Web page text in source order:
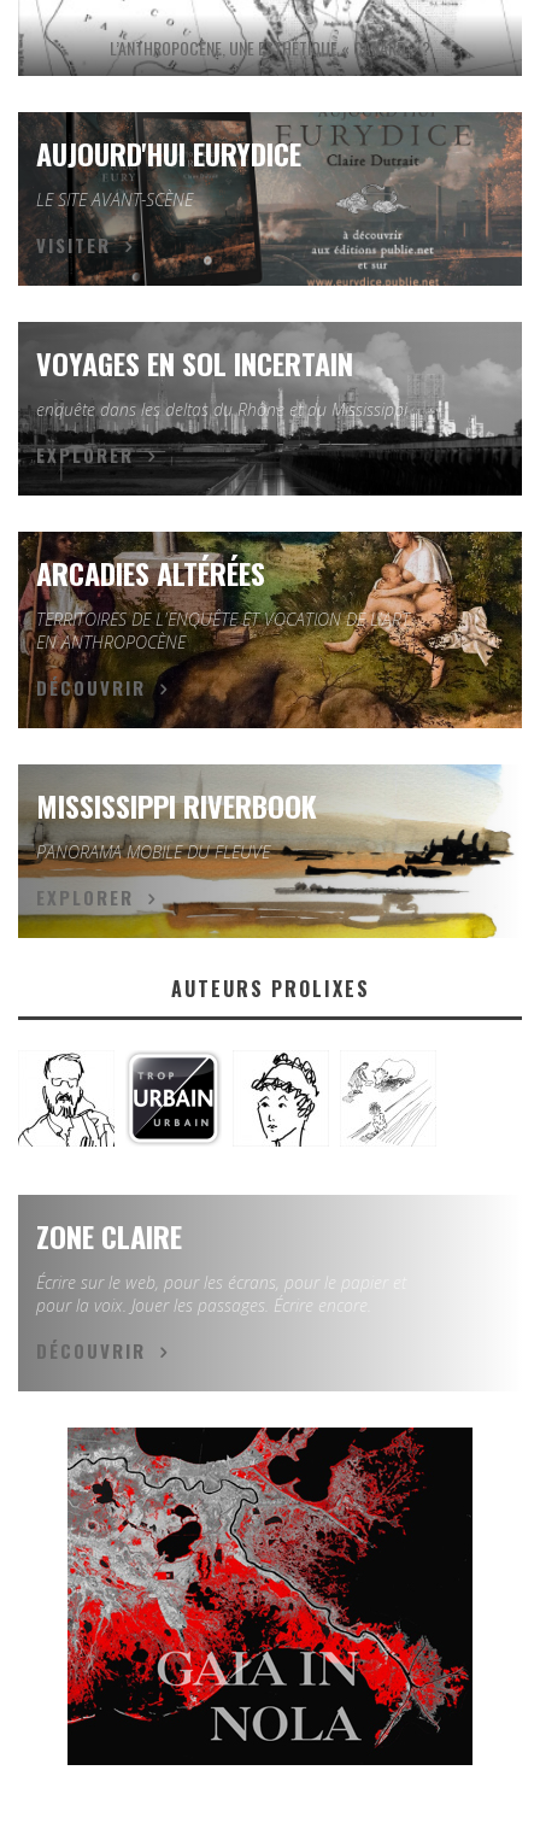
L’ANTHROPOCÈNE, UNE ESTHÉTIQUE « CANARD » ?
AUJOURD'HUI EURYDICE
LE SITE AVANT-SCÈNE
VISITER
VOYAGES EN SOL INCERTAIN
enquête dans les deltas du Rhône et du Mississippi
EXPLORER
ARCADIES ALTÉRÉES
TERRITOIRES DE L'ENQUÊTE ET VOCATION DE L'ART
EN ANTHROPOCÈNE
DÉCOUVRIR
MISSISSIPPI RIVERBOOK
PANORAMA MOBILE DU FLEUVE
EXPLORER
AUTEURS PROLIXES
ZONE CLAIRE
Écrire sur le web, pour les écrans, pour le papier et
pour la voix. Jouer les passages. Écrire encore.
DÉCOUVRIR